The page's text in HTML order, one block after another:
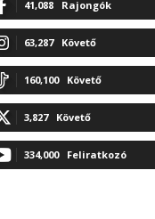
41,088 Rajongók
63,287 Követő
160,100 Követő
3,827 Követő
334,000 Feliratkozó